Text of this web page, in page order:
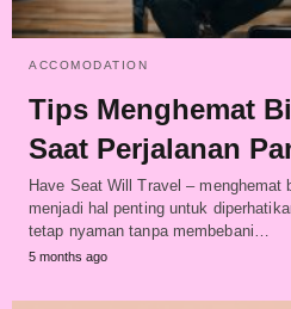
ACCOMODATION
Tips Menghemat
Saat Perjalanan
Have Seat Will Travel – menghemat
menjadi hal penting untuk
tetap nyaman tanpa membebani…
5 months ago